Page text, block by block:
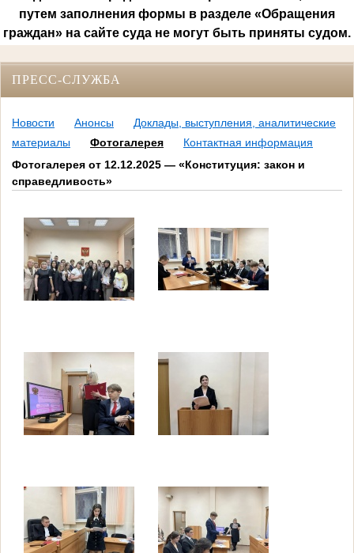
путем заполнения формы в разделе «Обращения
граждан» на сайте суда не могут быть приняты судом.
ПРЕСС-СЛУЖБА
Новости Анонсы
Доклады, выступления, аналитические
материалы
Фотогалерея
Контактная информация
Фотогалерея от 12.12.2025 — «Конституция: закон и
справедливость»